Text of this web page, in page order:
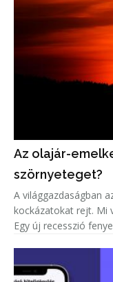
Az olajár-
szörnyeteget?
A világgazdaságban
kockázatokat rejt. Mi
Egy új recesszió